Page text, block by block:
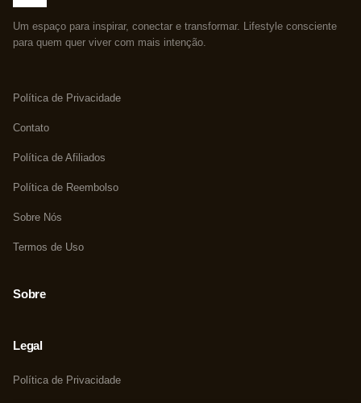
Um espaço para inspirar, conectar e transformar. Lifestyle consciente
para quem quer viver com mais intenção.
Política de Privacidade
Contato
Política de Afiliados
Política de Reembolso
Sobre Nós
Termos de Uso
Sobre
Legal
Política de Privacidade